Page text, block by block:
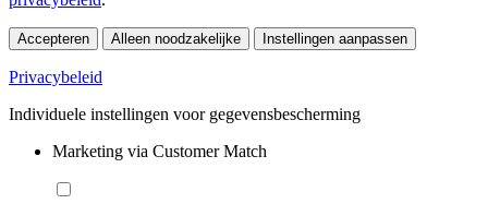
Accepteren Alleen noodzakelijke Instellingen aanpassen
Privacybeleid
Individuele instellingen voor gegevensbescherming
Marketing via Customer Match